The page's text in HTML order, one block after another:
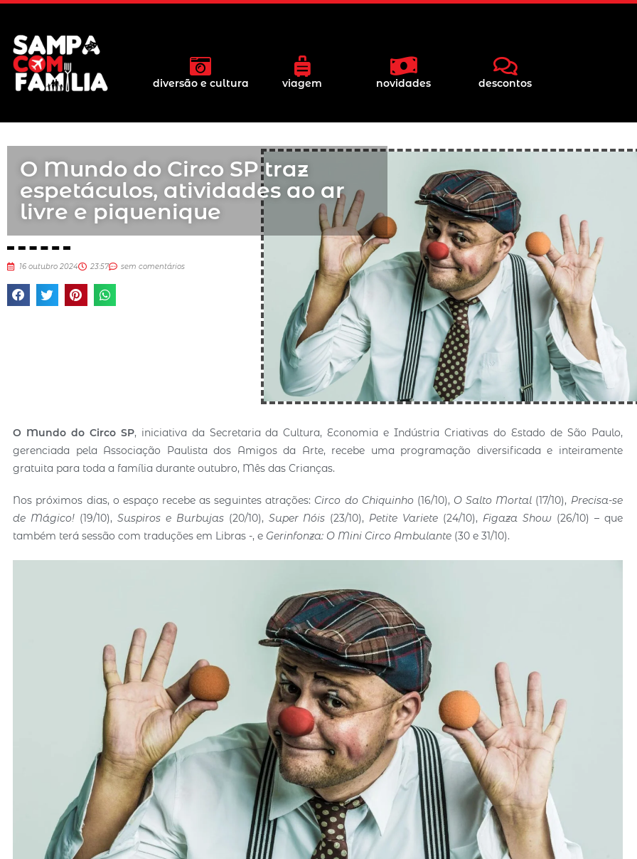
diversão e cultura viagem novidades descontos
O Mundo do Circo SP traz
espetáculos, atividades ao ar
livre e piquenique
16 outubro 2024 23:57 sem comentários
O Mundo do Circo SP, iniciativa da Secretaria da Cultura, Economia e Indústria Criativas do Estado de São Paulo,
gerenciada pela Associação Paulista dos Amigos da Arte, recebe uma programação diversificada e inteiramente
gratuita para toda a família durante outubro, Mês das Crianças.
Nos próximos dias, o espaço recebe as seguintes atrações: Circo do Chiquinho(16/10), O Salto Mortal (17/10), Precisa-se
de Mágico! (19/10), Suspiros e Burbujas(20/10), Super Nóis (23/10), Petite Variete (24/10), Figaza Show(26/10) – que
também terá sessão com traduções em Libras -, e Gerinfonza: O Mini Circo Ambulante (30 e 31/10).